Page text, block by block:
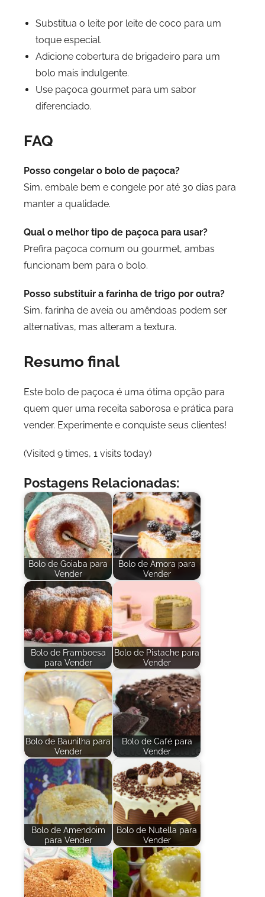
Substitua o leite por leite de coco para um
toque especial.
Adicione cobertura de brigadeiro para um
bolo mais indulgente.
Use paçoca gourmet para um sabor
diferenciado.
FAQ
Posso congelar o bolo de paçoca?
Sim, embale bem e congele por até 30 dias para
manter a qualidade.
Qual o melhor tipo de paçoca para usar?
Prefira paçoca comum ou gourmet, ambas
funcionam bem para o bolo.
Posso substituir a farinha de trigo por outra?
Sim, farinha de aveia ou amêndoas podem ser
alternativas, mas alteram a textura.
Resumo final
Este bolo de paçoca é uma ótima opção para
quem quer uma receita saborosa e prática para
vender. Experimente e conquiste seus clientes!
(Visited 9 times, 1 visits today)
Postagens Relacionadas:
Bolo de Goiaba para
Vender
Bolo de Amora para
Vender
Bolo de Framboesa
para Vender
Bolo de Pistache para
Vender
Bolo de Baunilha para
Vender
Bolo de Café para
Vender
Bolo de Amendoim
para Vender
Bolo de Nutella para
Vender